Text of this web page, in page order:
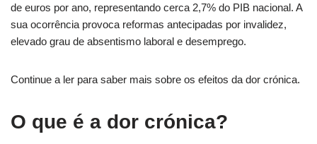
de euros por ano, representando cerca 2,7% do PIB nacional. A
sua ocorrência provoca reformas antecipadas por invalidez,
elevado grau de absentismo laboral e desemprego.
Continue a ler para saber mais sobre os efeitos da dor crónica.
O que é a dor crónica?